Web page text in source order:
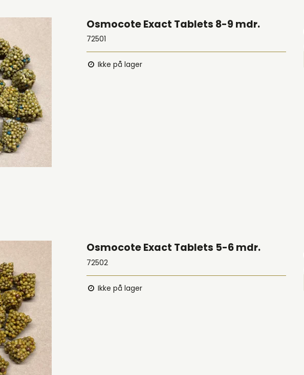
Osmocote Exact Tablets 8-9 mdr.
72501
Ikke på lager
Osmocote Exact Tablets 5-6 mdr.
72502
Ikke på lager